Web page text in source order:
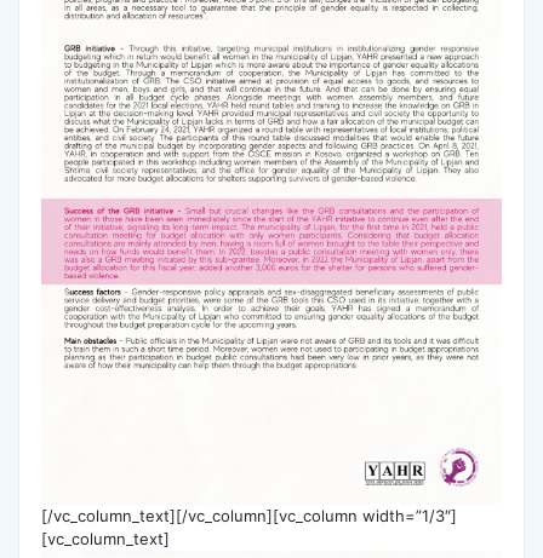
[/vc_column_text][/vc_column][vc_column width=”1/3″]
[vc_column_text]